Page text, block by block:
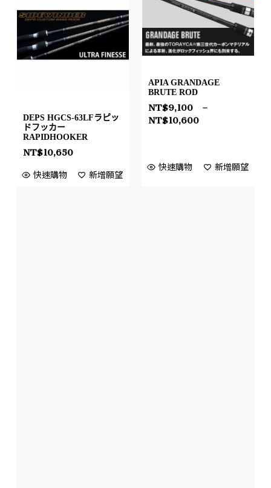
DEPS HGCS-63LFラピッ
ドフッカー
RAPIDHOOKER
NT$10,650
快速購物 新增願望
APIA GRANDAGE
BRUTE ROD
NT$9,100
–
NT$10,600
快速購物 新增願望